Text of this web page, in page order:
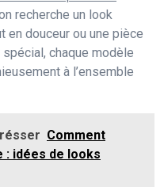
recherche un look
en douceur ou une pièce
chaque modèle
à l’ensemble
Comment
: idées de looks